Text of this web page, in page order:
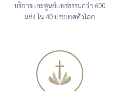
บริการ​และ​ศูนย์​แพร่​ธรรม​กว่า​ 600​
แห่ง​ ใน​ 40​ ประเทศ​ทั่ว​โลก